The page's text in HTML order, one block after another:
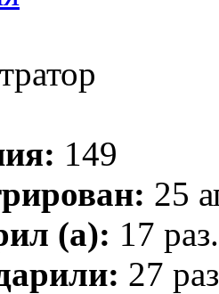
149
25
(а): 17 раз.
27